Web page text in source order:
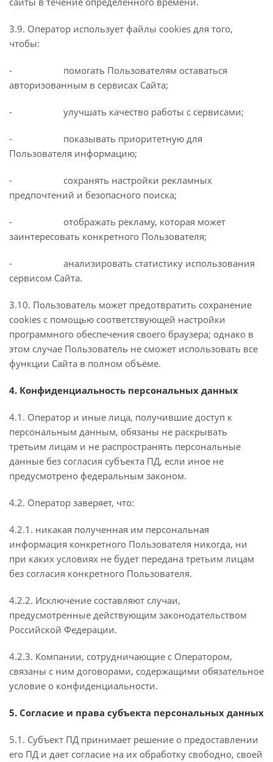
3.9. Оператор использует файлы cookies для того,
чтобы:
- помогать Пользователям оставаться
авторизованным в сервисах Сайта;
- улучшать качество работы с сервисами;
- показывать приоритетную для
Пользователя информацию;
- сохранять настройки рекламных
предпочтений и безопасного поиска;
- отображать рекламу, которая может
заинтересовать конкретного Пользователя;
- анализировать статистику использования
сервисом Сайта.
3.10. Пользователь может предотвратить сохранение
cookies с помощью соответствующей настройки
программного обеспечения своего браузера; однако в
этом случае Пользователь не сможет использовать все
функции Сайта в полном объёме.
4. Конфиденциальность персональных данных
4.1. Оператор и иные лица, получившие доступ к
персональным данным, обязаны не раскрывать
третьим лицам и не распространять персональные
данные без согласия субъекта ПД, если иное не
предусмотрено федеральным законом.
4.2. Оператор заверяет, что:
4.2.1. никакая полученная им персональная
информация конкретного Пользователя никогда, ни
при каких условиях не будет передана третьим лицам
без согласия конкретного Пользователя.
4.2.2. Исключение составляют случаи,
предусмотренные действующим законодательством
Российской Федерации.
4.2.3. Компании, сотрудничающие с Оператором,
связаны с ним договорами, содержащими обязательное
условие о конфиденциальности.
5. Согласие и права субъекта персональных данных
5.1. Субъект ПД принимает решение о предоставлении
его ПД и дает согласие на их обработку свободно, своей